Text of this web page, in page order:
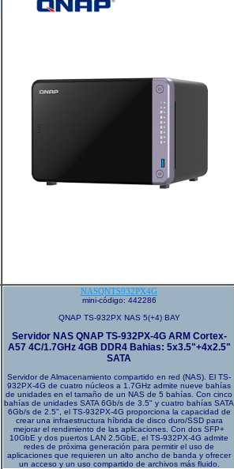
NASQNTS932PX4G
mini-código: 442286
QNAP TS-932PX NAS 5(+4) BAY
Servidor NAS QNAP TS-932PX-4G ARM Cortex-
A57 4C/1.7GHz 4GB DDR4 Bahias: 5x3.5"+4x2.5"
SATA
Servidor de Almacenamiento compartido en red (NAS). El TS-
932PX-4G de cuatro núcleos a 1.7GHz admite nueve bahías
de unidades en el tamaño de un NAS de 5 bahías. Con cinco
bahías de unidades SATA 6Gb/s de 3.5" y cuatro bahías SATA
6Gb/s de 2.5", el TS-932PX-4G proporciona la capacidad de
crear una infraestructura híbrida de disco duro/SSD para
mejorar el rendimiento de las aplicaciones. Con dos SFP+
10GbE y dos puertos LAN 2.5GbE, el TS-932PX-4G admite
redes de próxima generación para permitir el uso de
aplicaciones que requieren un alto ancho de banda y ofrecer
un acceso y un uso compartido de archivos más fluido.